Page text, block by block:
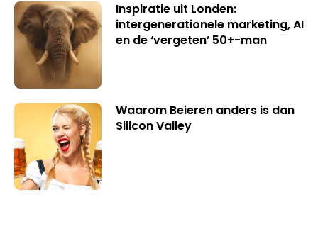
Inspiratie uit Londen:
intergenerationele marketing, AI
en de ‘vergeten’ 50+-man
Waarom Beieren anders is dan
Silicon Valley